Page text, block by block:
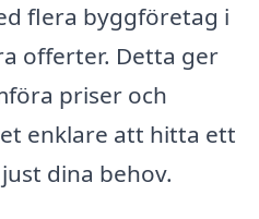
flera byggföretag i
offerter. Detta ger
priser och
enklare att hitta ett
dina behov.